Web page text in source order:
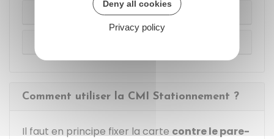
Vous bénéficiez ou demandez l'Apa
Comment utiliser la CMI Stationnement ?
Il faut en principe fixer la carte contre le pare-
Deny all cookies
Privacy policy